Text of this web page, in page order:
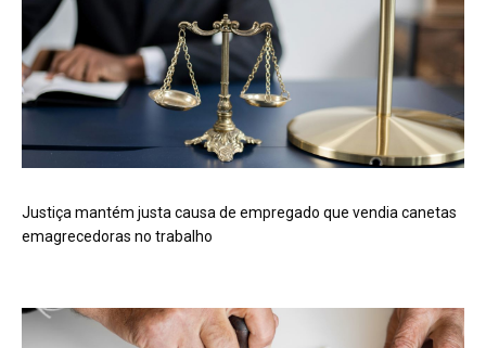
Justiça mantém justa causa de empregado que vendia canetas
emagrecedoras no trabalho